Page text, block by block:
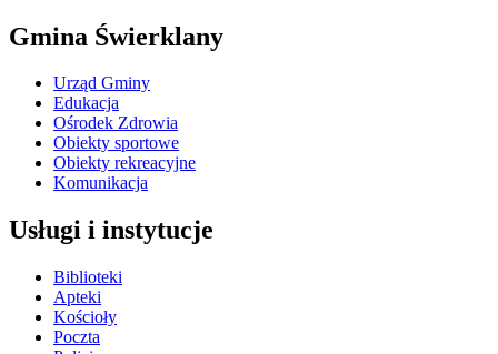
Gmina Świerklany
Urząd Gminy
Edukacja
Ośrodek Zdrowia
Obiekty sportowe
Obiekty rekreacyjne
Komunikacja
Usługi i instytucje
Biblioteki
Apteki
Kościoły
Poczta